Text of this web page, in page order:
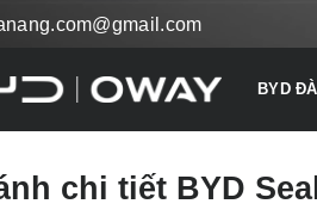
BYD
chi tiết BYD